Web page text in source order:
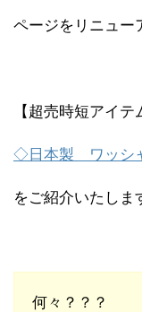
ページをリニュー
【超売時短アイテ
◇日本製 ワッシ
をご紹介いたしま
何々？？？